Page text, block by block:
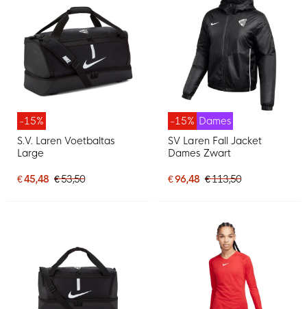
-15%
S.V. Laren Voetbaltas
Large
€ 45,48 € 53,50
-15% Dames
SV Laren Fall Jacket
Dames Zwart
€ 96,48 € 113,50